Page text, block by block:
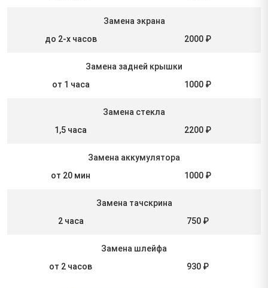
Замена экрана
до 2-х часов
2000 ₽
Замена задней крышки
от 1 часа
1000 ₽
Замена стекла
1,5 часа
2200 ₽
Замена аккумулятора
от 20 мин
1000 ₽
Замена тачскрина
2 часа
750 ₽
Замена шлейфа
от 2 часов
930 ₽